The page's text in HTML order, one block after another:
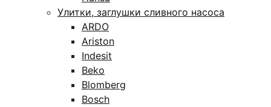
Улитки, заглушки сливного насоса
ARDO
Ariston
Indesit
Beko
Blomberg
Bosch